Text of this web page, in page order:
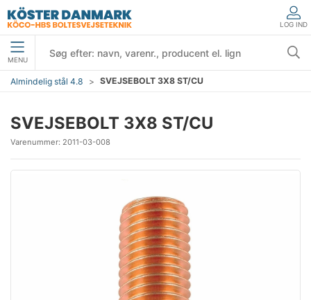
LOG IND
MENU
Almindelig stål 4.8 SVEJSEBOLT 3X8 ST/CU
SVEJSEBOLT 3X8 ST/CU
Varenummer: 2011-03-008